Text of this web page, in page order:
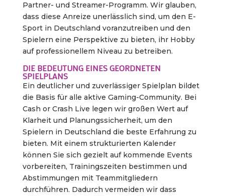
Partner- und Streamer-Programm. Wir glauben,
dass diese Anreize unerlässlich sind, um den E-
Sport in Deutschland voranzutreiben und den
Spielern eine Perspektive zu bieten, ihr Hobby
auf professionellem Niveau zu betreiben.
DIE BEDEUTUNG EINES GEORDNETEN
SPIELPLANS
Ein deutlicher und zuverlässiger Spielplan bildet
die Basis für alle aktive Gaming-Community. Bei
Cash or Crash Live legen wir großen Wert auf
Klarheit und Planungssicherheit, um den
Spielern in Deutschland die beste Erfahrung zu
bieten. Mit einem strukturierten Kalender
können Sie sich gezielt auf kommende Events
vorbereiten, Trainingszeiten bestimmen und
Abstimmungen mit Teammitgliedern
durchführen. Dadurch vermeiden wir dass